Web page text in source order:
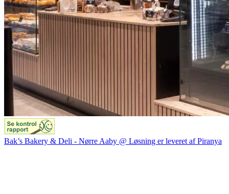
Bak’s Bakery & Deli - Nørre Aaby @ Løsning er leveret af Piranya